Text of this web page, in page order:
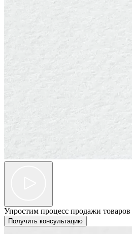
Упростим процесс продажи товаров
Получить консультацию